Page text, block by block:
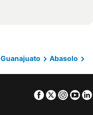
Guanajuato
Abasolo
Facebook
Twitter